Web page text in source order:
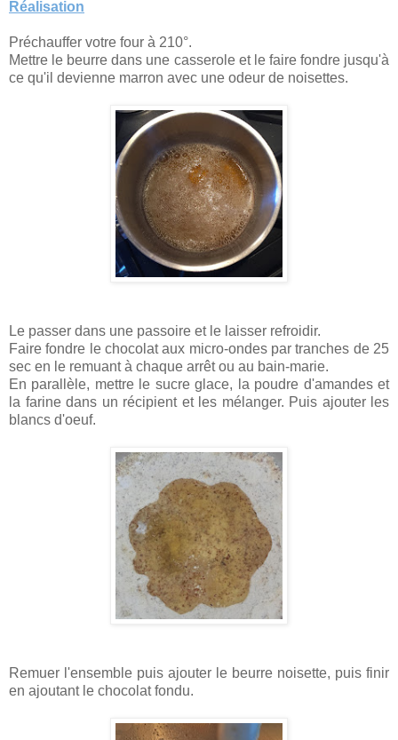
Réalisation
Préchauffer votre four à 210°.
Mettre le beurre dans une casserole et le faire fondre jusqu'à
ce qu'il devienne marron avec une odeur de noisettes.
Le passer dans une passoire et le laisser refroidir.
Faire fondre le chocolat aux micro-ondes par tranches de 25
sec en le remuant à chaque arrêt ou au bain-marie.
En parallèle, mettre le sucre glace, la poudre d'amandes et
la farine dans un récipient et les mélanger. Puis ajouter les
blancs d'oeuf.
Remuer l'ensemble puis ajouter le beurre noisette, puis finir
en ajoutant le chocolat fondu.